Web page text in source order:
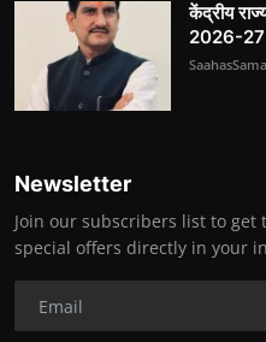
केंद्रीय
2026-
Newsletter
Join our subscribers list to
special offers directly in your